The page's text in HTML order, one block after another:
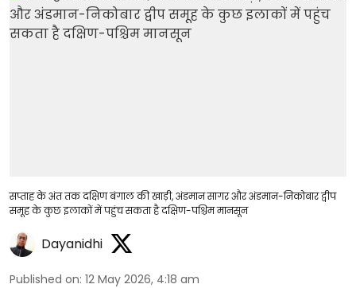
सप्ताह के अंत तक दक्षिण बंगाल की खाड़ी, अंडमान सागर और अंडमान-निकोबार द्वीप
समूह के कुछ इलाकों में पहुंच सकता है दक्षिण-पश्चिम मानसून
Dayanidhi
Published on: 12 May 2026, 4:18 am